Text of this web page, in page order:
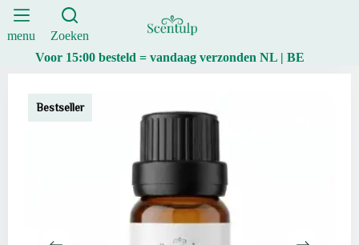
Ga
naar
demenu
Zoeken
Voor 15:00 besteld = vandaag verzonden NL | BE
Bestseller
10ml
Scentulp